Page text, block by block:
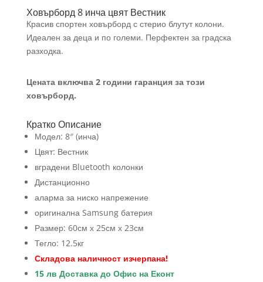
Ховърборд 8 инча цвят Вестник
Красив спортен ховърборд с стерио блутут колони.
Идеален за деца и по големи. Перфектен за градска
разходка.
Цената включва 2 години гаранция за този
ховърборд.
Кратко Описание
Модел: 8″ (инча)
Цвят: Вестник
вградени Bluetooth колонки
Дистанционно
аларма за ниско напрежение
оригинална Samsung батерия
Размер: 60см х 25см х 23см
Тегло: 12.5кг
Складова наличност изчерпана!
15 лв Доставка до Офис на Еконт